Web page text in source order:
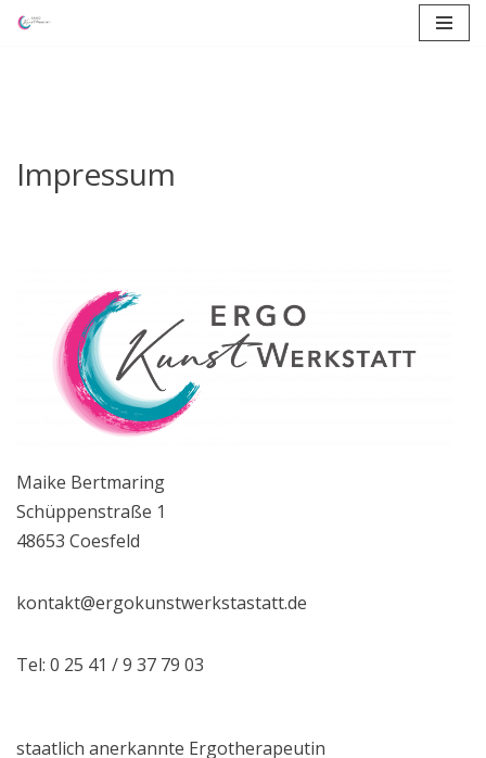
Impressum
Maike Bertmaring
Schüppenstraße 1
48653 Coesfeld
kontakt@ergokunstwerkstastatt.de
Tel: 0 25 41 / 9 37 79 03
staatlich anerkannte Ergotherapeutin